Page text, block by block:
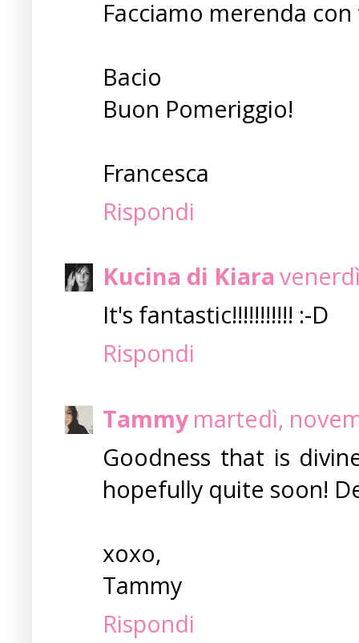
Facciamo merenda con
Bacio
Buon Pomeriggio!
Francesca
Rispondi
Kucina di Kiara
It's fantastic!!!!!!!!!!! :-D
Rispondi
Tammy martedì,
Goodness that is
hopefully quite soon!
xoxo,
Tammy
Rispondi